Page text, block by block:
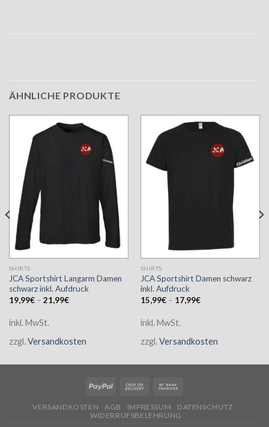
ÄHNLICHE PRODUKTE
SHIRTS
JCA Sportshirt Langarm Damen
schwarz inkl. Aufdruck
19,99€– 21,99€
inkl. MwSt.
zzgl. Versandkosten
SHIRTS
JCA Sportshirt Damen schwarz
inkl. Aufdruck
15,99€– 17,99€
inkl. MwSt.
zzgl. Versandkosten
VERSANDKOSTEN AGB IMPRESSUM
DATENSCHUTZ
WIDERRUFSBELEHRUNG